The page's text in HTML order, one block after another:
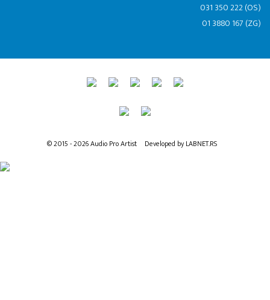
031 350 222 (OS)
01 3880 167 (ZG)
© 2015 - 2026 Audio Pro Artist Developed by LABNET.RS